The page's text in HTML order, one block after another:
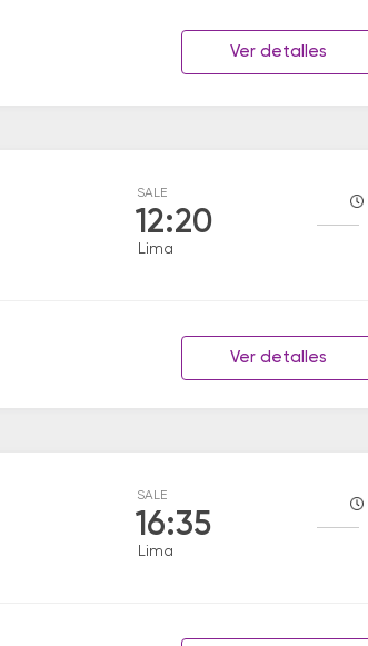
Ver detalles
SALE
12:20
Lima
Ver detalles
SALE
16:35
Lima